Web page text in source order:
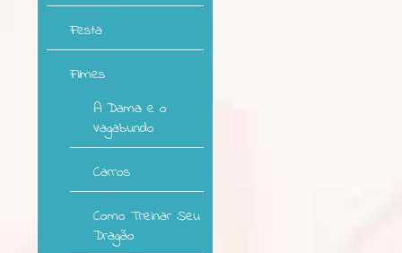
Festa
Filmes
A Dama e o
Vagabundo
Carros
Como Treinar Seu
Dragão